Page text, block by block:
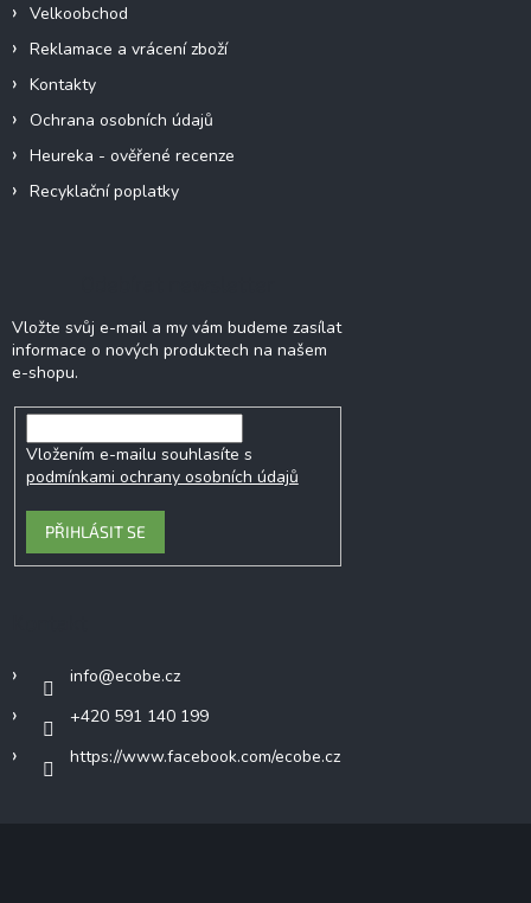
Velkoobchod
Reklamace a vrácení zboží
Kontakty
Ochrana osobních údajů
Heureka - ověřené recenze
Recyklační poplatky
Vložte svůj e-mail a my vám budeme zasílat
informace o nových produktech na našem
e-shopu.
Vložením e-mailu souhlasíte s
podmínkami ochrany osobních údajů
PŘIHLÁSIT SE
info@ecobe.cz
+420 591 140 199
https://www.facebook.com/ecobe.cz